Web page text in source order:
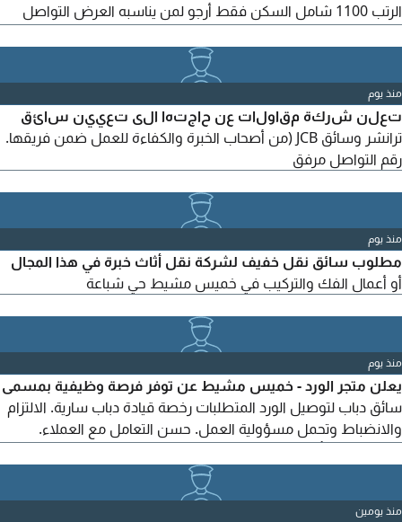
الرتب 1100 شامل السكن فقط أرجو لمن يناسبه العرض التواصل
منذ يوم
تعلن شركة مقاولات عن حاجتها الى تعيين سائق
ترانشر وسائق JCB (من أصحاب الخبرة والكفاءة للعمل ضمن فريقها.
رقم التواصل مرفق
منذ يوم
مطلوب سائق نقل خفيف لشركة نقل أثاث خبرة في هذا المجال
أو أعمال الفك والتركيب في خميس مشيط حي شباعة
منذ يوم
يعلن متجر الورد - خميس مشيط عن توفر فرصة وظيفية بمسمى
سائق دباب لتوصيل الورد المتطلبات رخصة قيادة دباب سارية. الالتزام
والانضباط وتحمل مسؤولية العمل. حسن التعامل مع العملاء.
وترغب بالانضمام الى فريق جيان، يسعدنا استقبال طلبك. للتقديم
يرجى التواصل عبر الواتساب وارسال بياناتك
منذ يومين